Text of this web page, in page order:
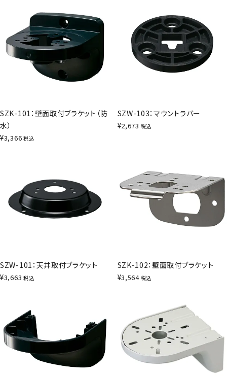
SZK-101：壁面取付ブラケット（防
水）
¥3,366 税込
SZW-103：マウントラバー
¥2,673 税込
SZW-101：天井取付ブラケット
¥3,663 税込
SZK-102：壁面取付ブラケット
¥3,564 税込